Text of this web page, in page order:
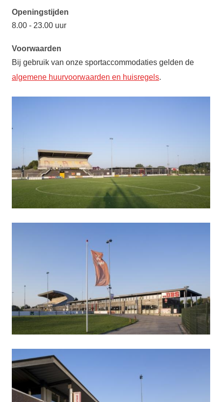
Openingstijden
8.00 - 23.00 uur
Voorwaarden
Bij gebruik van onze sportaccommodaties gelden de
algemene huurvoorwaarden en huisregels.